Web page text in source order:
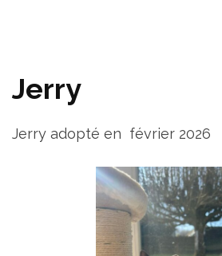
Jerry
Jerry adopté en février 2026